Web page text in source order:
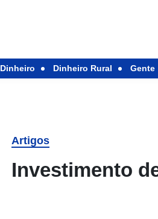
Dinheiro Dinheiro Rural Gente
Artigos
Investimento